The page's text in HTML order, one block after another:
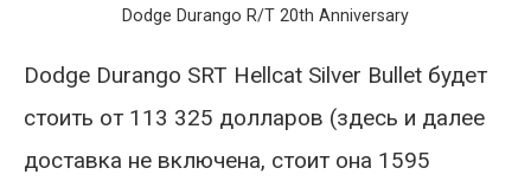
Dodge Durango R/T 20th Anniversary
Dodge Durango SRT Hellcat Silver Bullet будет
стоить от 113 325 долларов (здесь и далее
доставка не включена, стоит она 1595